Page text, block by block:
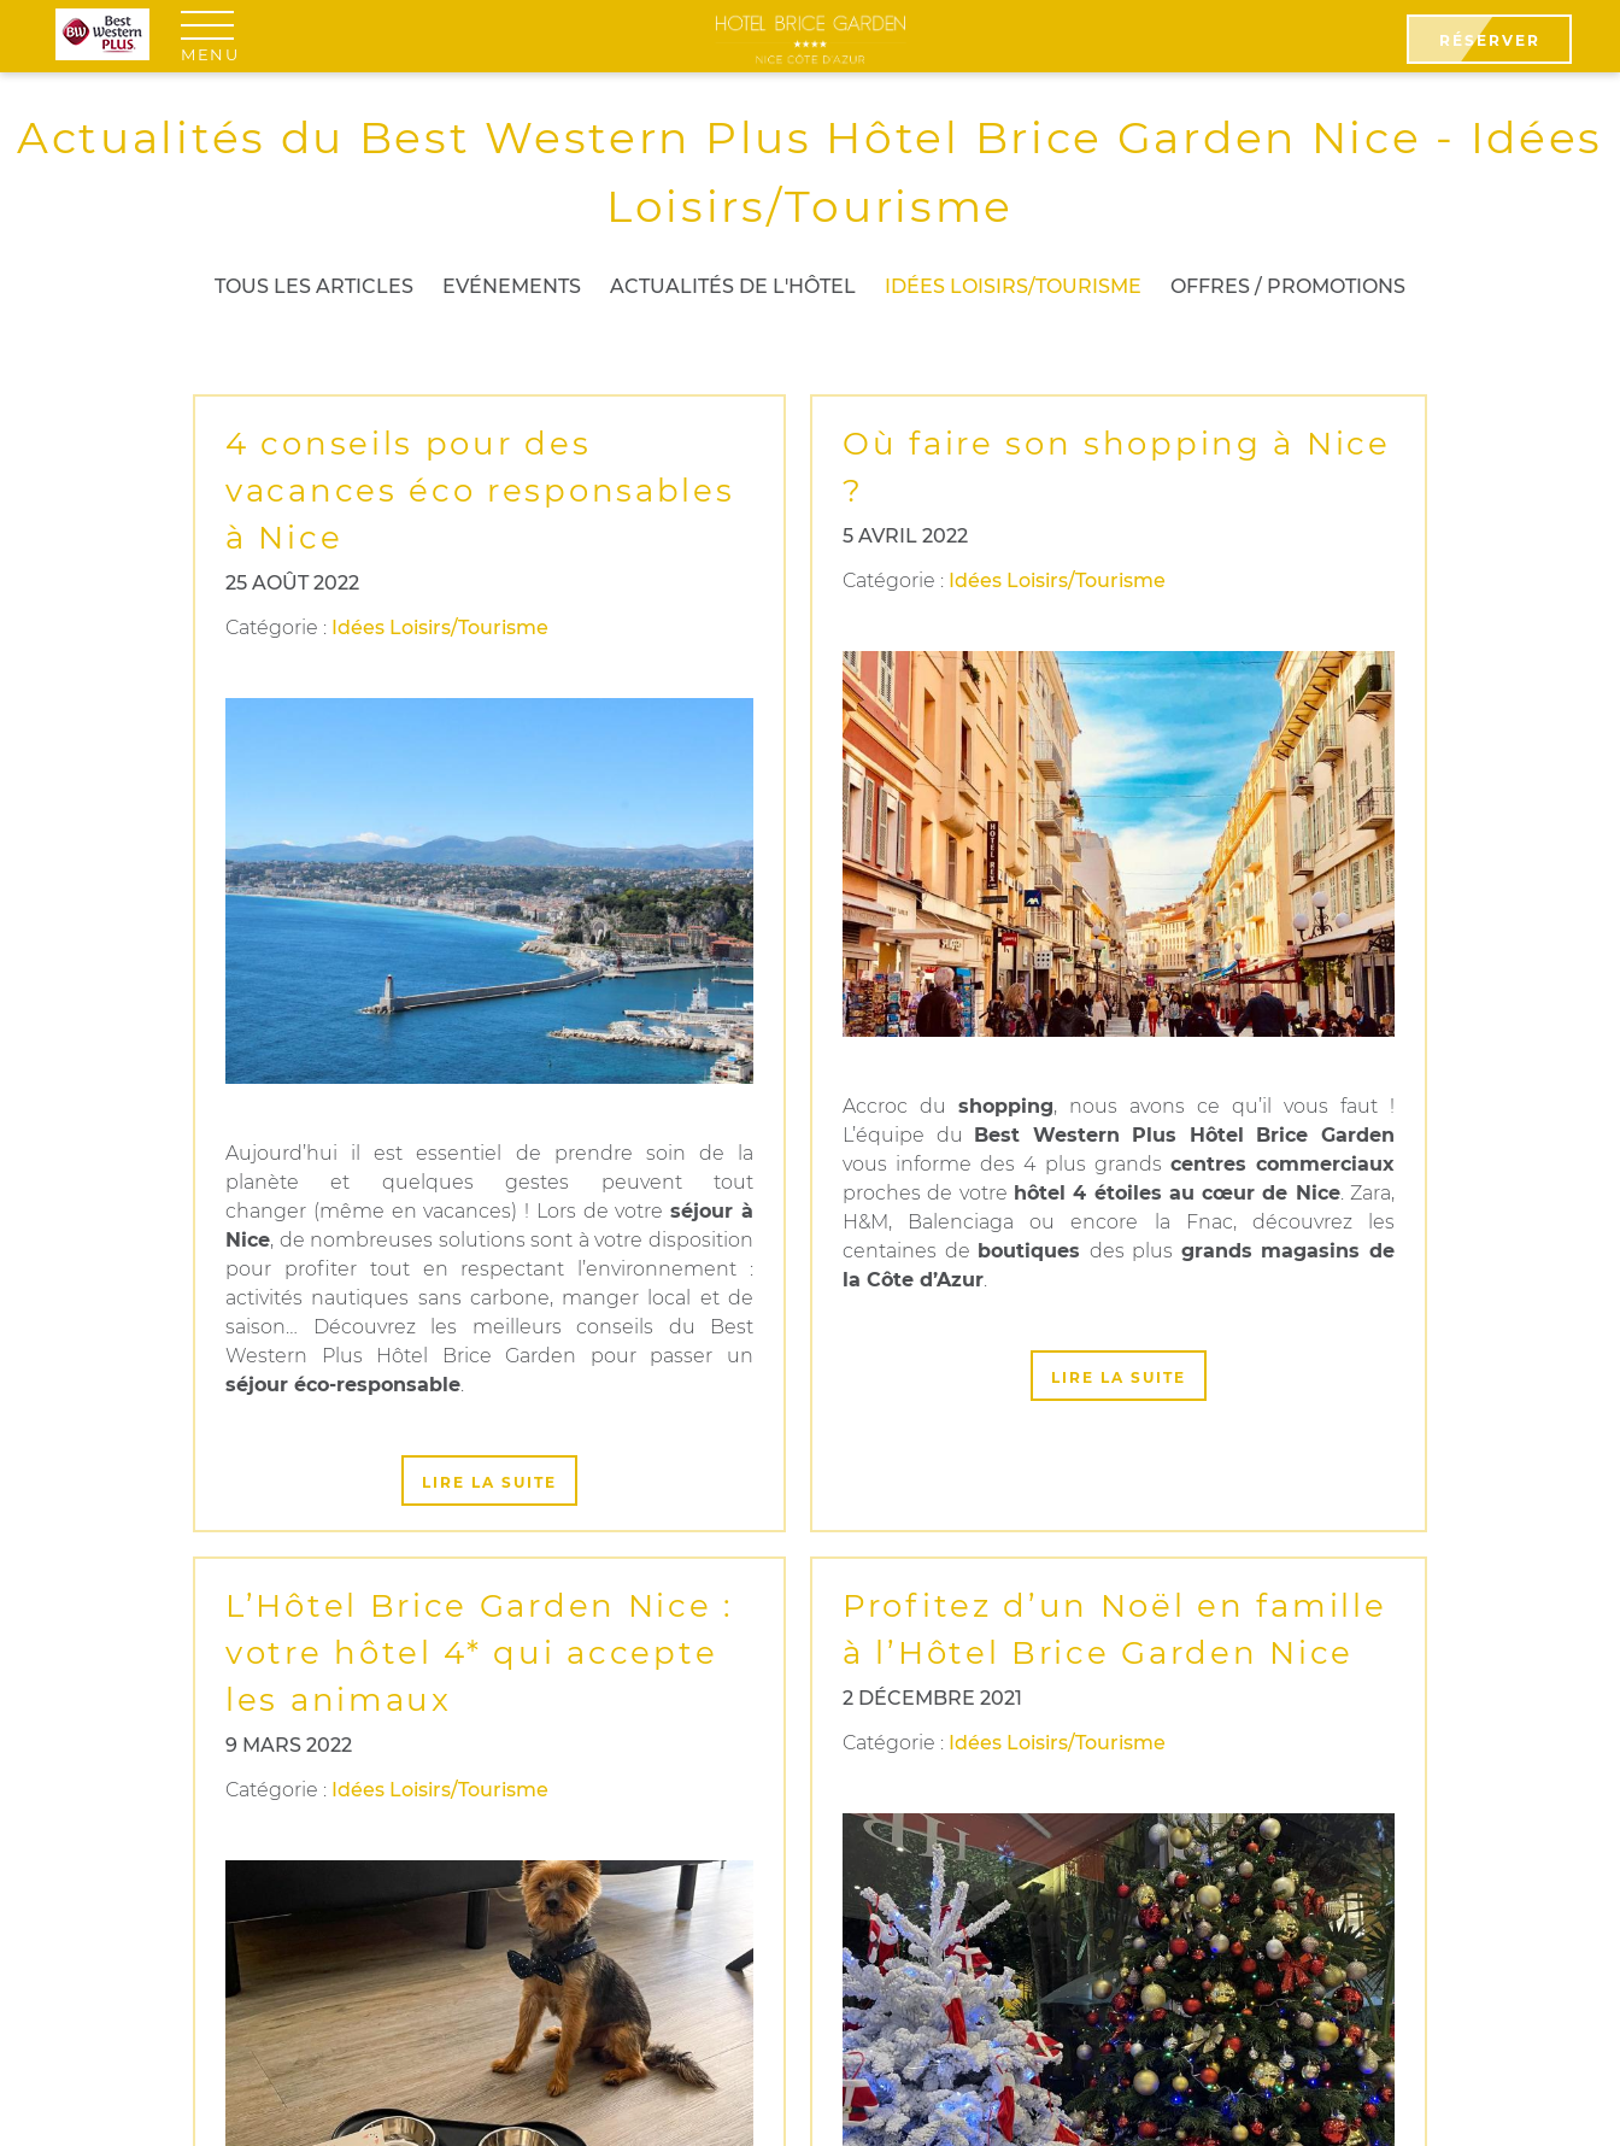
MENU
RÉSERVER
Actualités du Best Western Plus Hôtel Brice Garden Nice - Idées
Loisirs/Tourisme
TOUS LES ARTICLES EVÉNEMENTS ACTUALITÉS DE L'HÔTEL IDÉES LOISIRS/TOURISME OFFRES / PROMOTIONS
4 conseils pour des
vacances éco responsables
à Nice
25 AOÛT 2022
Catégorie : Idées Loisirs/Tourisme
Aujourd’hui il est essentiel de prendre soin de la
planète et quelques gestes peuvent tout
changer (même en vacances) ! Lors de votreséjour à
Nice, de nombreuses solutions sont à votre disposition
pour profiter tout en respectant l’environnement :
activités nautiques sans carbone, manger local et de
saison… Découvrez les meilleurs conseils du Best
Western Plus Hôtel Brice Garden pour passer un
séjour éco-responsable.
LIRE LA SUITE
Où faire son shopping à Nice
?
5 AVRIL 2022
Catégorie : Idées Loisirs/Tourisme
Accroc du shopping, nous avons ce qu’il vous faut !
L’équipe du Best Western Plus Hôtel Brice Garden
vous informe des 4 plus grands centres commerciaux
proches de votre hôtel 4 étoiles au cœur de Nice. Zara,
H&M, Balenciaga ou encore la Fnac, découvrez les
centaines de boutiques des plus grands magasins de
la Côte d’Azur.
LIRE LA SUITE
L’Hôtel Brice Garden Nice :
votre hôtel 4* qui accepte
les animaux
9 MARS 2022
Catégorie : Idées Loisirs/Tourisme
Profitez d’un Noël en famille
à l’Hôtel Brice Garden Nice
2 DÉCEMBRE 2021
Catégorie : Idées Loisirs/Tourisme